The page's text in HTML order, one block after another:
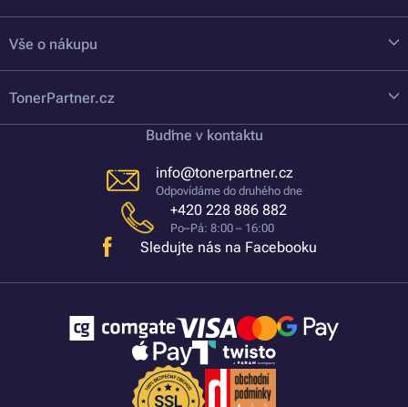
Vše o nákupu
TonerPartner.cz
Buďme v kontaktu
info@tonerpartner.cz
Odpovídáme do druhého dne
+420 228 886 882
Po–Pá: 8:00 – 16:00
Sledujte nás na Facebooku